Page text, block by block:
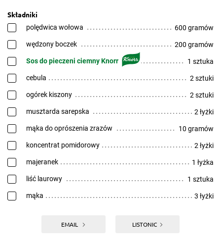
Składniki
polędwica wołowa 600 gramów
wędzony boczek 200 gramów
Sos do pieczeni ciemny Knorr 1 sztuka
cebula 2 sztuki
ogórek kiszony 2 sztuki
musztarda sarepska 2 łyżki
mąka do oprószenia zrazów 10 gramów
koncentrat pomidorowy 2 łyżki
majeranek 1 łyżka
liść laurowy 1 sztuka
mąka 3 łyżki
EMAIL LISTONIC